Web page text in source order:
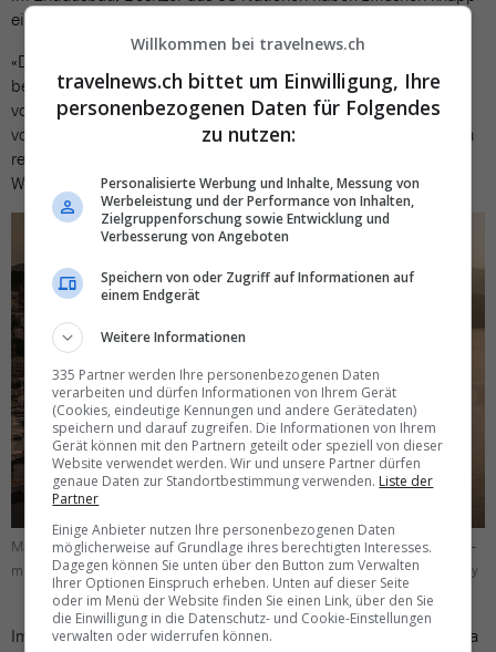
einer halben und fünf Millionen Euro hingelegt.
«Das Projekt ist sehr zukunftsorientiert und wird uns noch lange
beschäftigen», sagt Raphael Krucker. Der Ostschweizer ist CEO
von Swiss Alps Andermatt und sitzt im strategischen Ausschuss
von Luštica Bay. «Der Verkauf läuft gut. Wir waren erfolgreich im
regionalen Markt und fokussieren uns nun vermehrt auf
Westeuropa und natürlich auf die Schweiz.»
Marina Village ist der am weitesten entwickelte Teil von Luštica Bay –
mit Hafen, Hotels, Restaurants und Wohnangeboten. Bild: Luštica Bay
Im Gegensatz zum Golfplatz, The Peaks und Horizon, sind Marina
Willkommen bei travelnews.ch
travelnews.ch bittet um Einwilligung, Ihre
personenbezogenen Daten für Folgendes
zu nutzen:
Personalisierte Werbung und Inhalte, Messung von
Werbeleistung und der Performance von Inhalten,
Zielgruppenforschung sowie Entwicklung und
Verbesserung von Angeboten
Speichern von oder Zugriff auf Informationen auf
einem Endgerät
Weitere Informationen
335 Partner werden Ihre personenbezogenen Daten
verarbeiten und dürfen Informationen von Ihrem Gerät
(Cookies, eindeutige Kennungen und andere Gerätedaten)
speichern und darauf zugreifen. Die Informationen von Ihrem
Gerät können mit den Partnern geteilt oder speziell von dieser
Website verwendet werden. Wir und unsere Partner dürfen
genaue Daten zur Standortbestimmung verwenden. Liste der
Partner
Einige Anbieter nutzen Ihre personenbezogenen Daten
möglicherweise auf Grundlage ihres berechtigten Interesses.
Dagegen können Sie unten über den Button zum Verwalten
Ihrer Optionen Einspruch erheben. Unten auf dieser Seite
oder im Menü der Website finden Sie einen Link, über den Sie
die Einwilligung in die Datenschutz- und Cookie-Einstellungen
verwalten oder widerrufen können.